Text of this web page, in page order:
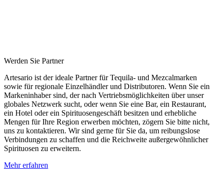
Werden Sie Partner
Artesario ist der ideale Partner für Tequila- und Mezcalmarken
sowie für regionale Einzelhändler und Distributoren. Wenn Sie ein
Markeninhaber sind, der nach Vertriebsmöglichkeiten über unser
globales Netzwerk sucht, oder wenn Sie eine Bar, ein Restaurant,
ein Hotel oder ein Spirituosengeschäft besitzen und erhebliche
Mengen für Ihre Region erwerben möchten, zögern Sie bitte nicht,
uns zu kontaktieren. Wir sind gerne für Sie da, um reibungslose
Verbindungen zu schaffen und die Reichweite außergewöhnlicher
Spirituosen zu erweitern.
Mehr erfahren